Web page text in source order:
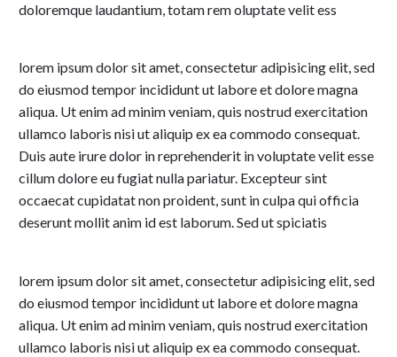
doloremque laudantium, totam rem oluptate velit ess
lorem ipsum dolor sit amet, consectetur adipisicing elit, sed
do eiusmod tempor incididunt ut labore et dolore magna
aliqua. Ut enim ad minim veniam, quis nostrud exercitation
ullamco laboris nisi ut aliquip ex ea commodo consequat.
Duis aute irure dolor in reprehenderit in voluptate velit esse
cillum dolore eu fugiat nulla pariatur. Excepteur sint
occaecat cupidatat non proident, sunt in culpa qui officia
deserunt mollit anim id est laborum. Sed ut spiciatis
lorem ipsum dolor sit amet, consectetur adipisicing elit, sed
do eiusmod tempor incididunt ut labore et dolore magna
aliqua. Ut enim ad minim veniam, quis nostrud exercitation
ullamco laboris nisi ut aliquip ex ea commodo consequat.